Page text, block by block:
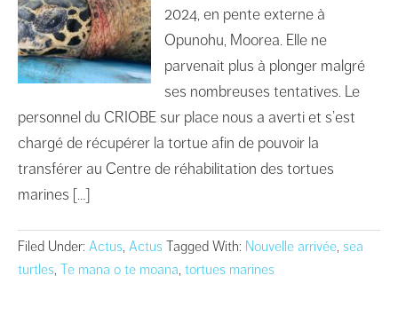
2024, en pente externe à
Opunohu, Moorea. Elle ne
parvenait plus à plonger malgré
ses nombreuses tentatives. Le
personnel du CRIOBE sur place nous a averti et s’est
chargé de récupérer la tortue afin de pouvoir la
transférer au Centre de réhabilitation des tortues
marines […]
Filed Under: Actus, Actus Tagged With: Nouvelle arrivée, sea
turtles, Te mana o te moana, tortues marines